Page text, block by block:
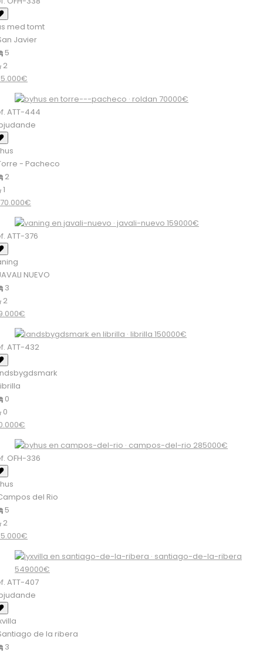
med tomt
Javier
5
2
ATT-444
- Pacheco
2
1
ATT-376
NUEVO
3
2
ATT-432
0
0
OFH-336
del Rio
5
2
ATT-407
de la ribera
3